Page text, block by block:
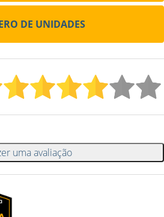
DE UNIDADES
uma avaliação